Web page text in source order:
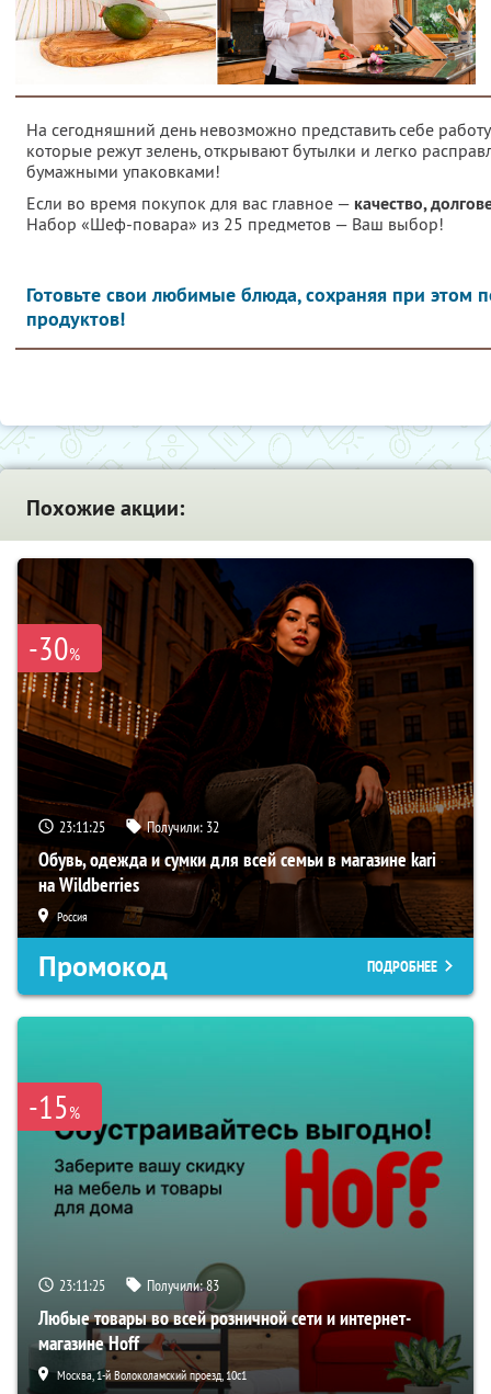
На сегодняшний день невозможно представить себе
которые режут зелень, открывают бутылки и легко
бумажными упаковками!
Если во время покупок для вас главное — качество,
Набор «Шеф-повара» из 25 предметов — Ваш выбор!
Готовьте свои любимые блюда, сохраняя при этом
продуктов!
Похожие акции:
-30%
23:11:24 Получили: 32
Обувь, одежда и сумки для всей семьи в магазине kari
на Wildberries
Россия
Промокод ПОДРОБНЕЕ
-15%
23:11:24 Получили:83
Любые товары во всей розничной сети и интернет-
магазине Hoff
Москва, 1-й Волоколамский проезд, 10с1